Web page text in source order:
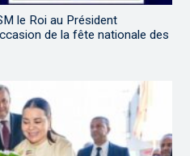
le Roi au Président
de la fête nationale des